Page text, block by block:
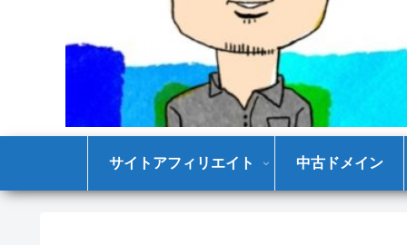
サイトアフィリエイト 中古ドメイン